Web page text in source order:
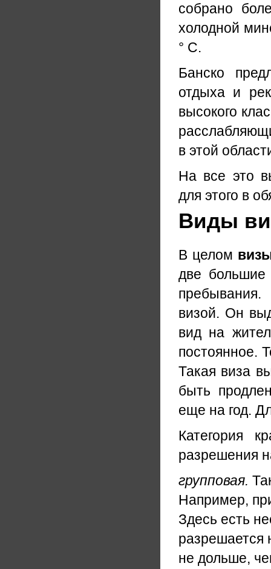
собрано
холодной
° C.
Банско
отдыха и
высокого
в этой
На все это
для этого в
Виды
В целом
две большие
визой. Он
вид на
постоянное.
Такая виза
быть
еще на год.
Категория
разрешения
групповая.
Например,
Здесь есть
разрешается
не дольше,